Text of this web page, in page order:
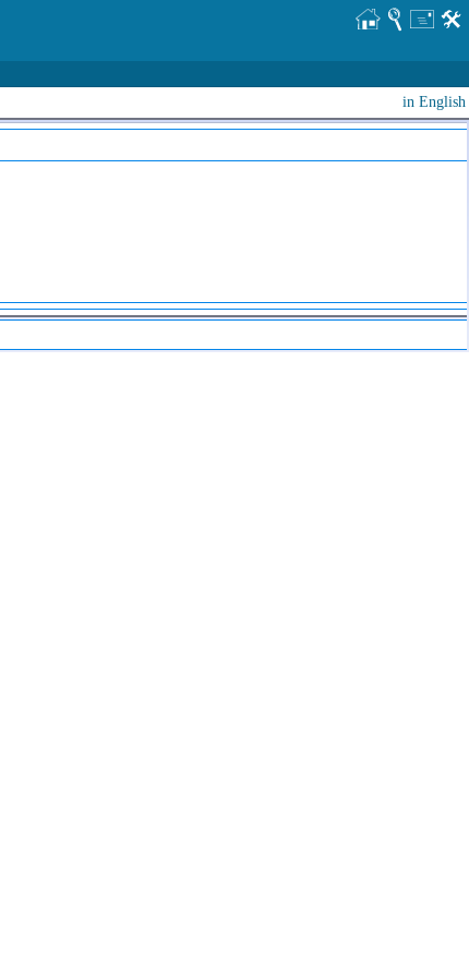
in English